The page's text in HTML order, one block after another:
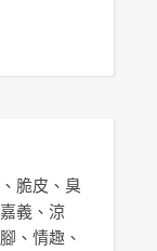
、 脆皮 、 臭
嘉義 、 涼
、 情趣 、